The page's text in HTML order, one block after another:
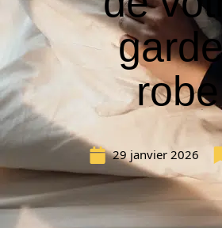
robe
29 janvier 2026